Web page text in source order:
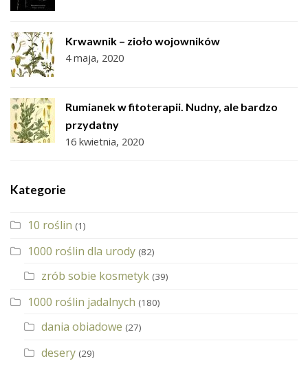
Krwawnik – zioło wojowników
4 maja, 2020
Rumianek w fitoterapii. Nudny, ale bardzo
przydatny
16 kwietnia, 2020
Kategorie
10 roślin (1)
1000 roślin dla urody (82)
zrób sobie kosmetyk (39)
1000 roślin jadalnych (180)
dania obiadowe (27)
desery (29)